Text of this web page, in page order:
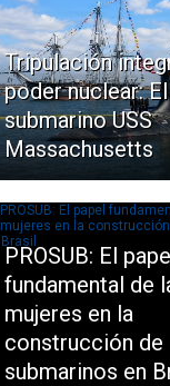
Tripulación
poder nuclear: El
submarino USS
Massachusetts
PROSUB: El
fundamental de
mujeres en la
construcción de
submarinos en